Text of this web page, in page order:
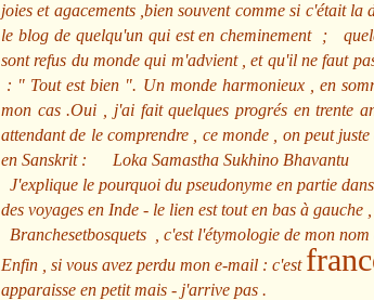
joies et agacements ,bien souvent comme si c'était
le blog de quelqu'un qui est en cheminement ;
sont refus du monde qui m'advient , et qu'il ne faut
: " Tout est bien ". Un monde harmonieux , en
mon cas .Oui , j'ai fait quelques progrés en trente
attendant de le comprendre , ce monde , on peut
en Sanskrit : Loka Samastha Sukhino Bhavantu
J'explique le pourquoi du pseudonyme en partie
des voyages en Inde - le lien est tout en bas à gauche
Branchesetbosquets
, c'est l'étymologie de mon
Enfin , si vous avez perdu mon e-mail : c'est
apparaisse en petit mais - j'arrive pas .